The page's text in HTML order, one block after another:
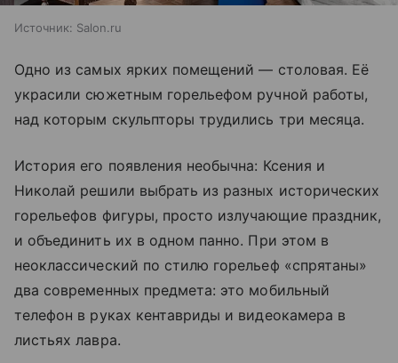
Источник: Salon.ru
Одно из самых ярких помещений — столовая. Её
украсили сюжетным горельефом ручной работы,
над которым скульпторы трудились три месяца.
История его появления необычна: Ксения и
Николай решили выбрать из разных исторических
горельефов фигуры, просто излучающие праздник,
и объединить их в одном панно. При этом в
неоклассический по стилю горельеф «спрятаны»
два современных предмета: это мобильный
телефон в руках кентавриды и видеокамера в
листьях лавра.